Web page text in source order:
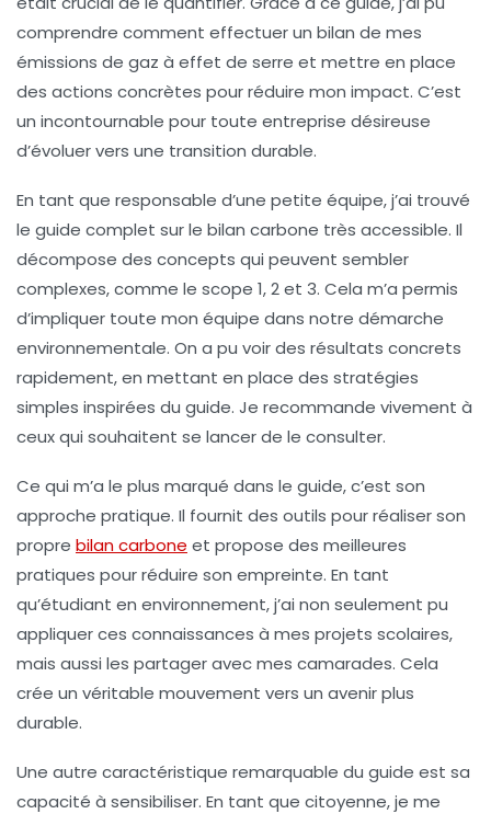
comprendre comment effectuer un bilan de mes
émissions de gaz à effet de serre et mettre en place
des actions concrètes pour réduire mon impact. C’est
un incontournable pour toute entreprise désireuse
d’évoluer vers une transition durable.
En tant que responsable d’une petite équipe, j’ai trouvé
le guide complet sur le bilan carbone très accessible. Il
décompose des concepts qui peuvent sembler
complexes, comme le scope 1, 2 et 3. Cela m’a permis
d’impliquer toute mon équipe dans notre démarche
environnementale. On a pu voir des résultats concrets
rapidement, en mettant en place des stratégies
simples inspirées du guide. Je recommande vivement à
ceux qui souhaitent se lancer de le consulter.
Ce qui m’a le plus marqué dans le guide, c’est son
approche pratique. Il fournit des outils pour réaliser son
propre bilan carbone et propose des meilleures
pratiques pour réduire son empreinte. En tant
qu’étudiant en environnement, j’ai non seulement pu
appliquer ces connaissances à mes projets scolaires,
mais aussi les partager avec mes camarades. Cela
crée un véritable mouvement vers un avenir plus
durable.
Une autre caractéristique remarquable du guide est sa
capacité à sensibiliser. En tant que citoyenne, je me